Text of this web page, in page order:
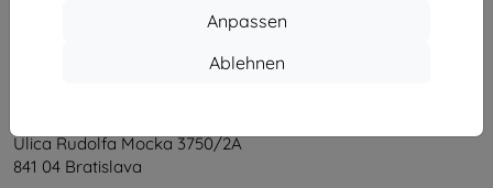
Anpassen
Ablehnen
Ulica Rudolfa Mocka 3750/2A
841 04 Bratislava